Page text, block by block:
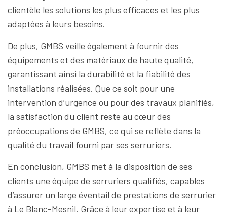
clientèle les solutions les plus efficaces et les plus
adaptées à leurs besoins.
De plus, GMBS veille également à fournir des
équipements et des matériaux de haute qualité,
garantissant ainsi la durabilité et la fiabilité des
installations réalisées. Que ce soit pour une
intervention d’urgence ou pour des travaux planifiés,
la satisfaction du client reste au cœur des
préoccupations de GMBS, ce qui se reflète dans la
qualité du travail fourni par ses serruriers.
En conclusion, GMBS met à la disposition de ses
clients une équipe de serruriers qualifiés, capables
d’assurer un large éventail de prestations de serrurier
à Le Blanc-Mesnil. Grâce à leur expertise et à leur